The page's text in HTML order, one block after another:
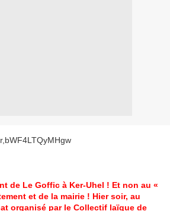
de Le Goffic à Ker-Uhel ! Et non au «
et de la mairie ! Hier soir, au
organisé par le Collectif laïque de